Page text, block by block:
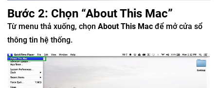
Bước 2: Chọn “About This Mac”
Từ menu thả xuống, chọn About This Mac để mở cửa sổ
thông tin hệ thống.